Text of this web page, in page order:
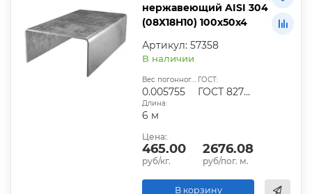
нержавеющий AISI 304
(08Х18Н10) 100х50х4
Артикул: 57358
В наличии
Вес погонного метра, т.:
0.005755
ГОСТ:
ГОСТ 8278-83
Длина:
6 м
Цена:
465.00
руб/кг.
2676.08
руб/пог. м.
В корзину